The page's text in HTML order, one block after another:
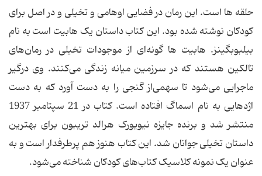
حلقه ها است. این رمان در فضایی اوهامی ‌و تخیلی و در اصل برای
کودکان نوشته شده بود. این کتاب داستان یک هابیت است به نام
بیلبوبگینز. هابیت ها گونه‌ای از موجودات تخیلی در رمان‌های
تالکین هستند که در سرزمین میانه زندگی می‌کنند. وی درگیر
ماجرایی می‌شود تا سهمی‌از گنجی را به دست آورد که به دست
اژدهایی به نام اسماگ افتاده است. کتاب در 21 سپتامبر 1937
منتشر شد و برنده جایزه نیویورک هرالد تریبون برای بهترین
داستان تخیلی جوانان شد. این کتاب هنوز هم پرطرفدار است و به
عنوان یک نمونه کلاسیک کتاب‌های کودکان شناخته می‌شود.